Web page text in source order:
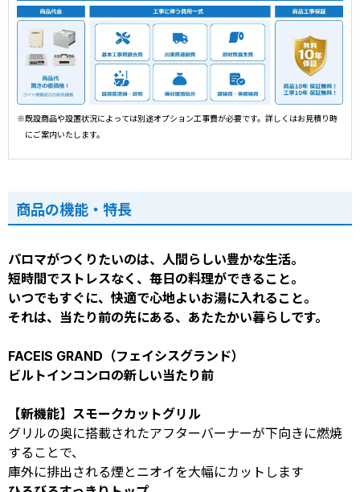
※既設商品や設置状況によっては別途オプション工事費が必要です。詳しくはお見積り時
にご案内いたします。
商品の機能・特長
パロマがつくりたいのは、人間らしい豊かな生活。
短時間でストレスなく、毎日の料理ができること。
いつでもすぐに、快適で心地よいお湯に入れること。
それは、当たり前の先にある、あたたかい暮らしです。
FACEIS GRAND（フェイシスグランド）
ビルトインコンロの新しい当たり前
【新機能】スモークカットグリル
グリルの奥に搭載されたアフターバーナーが下向きに燃焼
することで、
庫外に排出される煙とニオイを大幅にカットします